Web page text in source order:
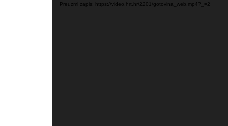
Preuzmi zapis: https://video.hrt.hr/2201/gotovina_web.mp4?_=2